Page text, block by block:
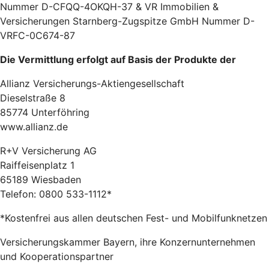
Nummer D-CFQQ-4OKQH-37 & VR Immobilien &
Versicherungen Starnberg-Zugspitze GmbH Nummer D-
VRFC-0C674-87
Die Vermittlung erfolgt auf Basis der Produkte der
Allianz Versicherungs-Aktiengesellschaft
Dieselstraße 8
85774 Unterföhring
www.allianz.de
R+V Versicherung AG
Raiffeisenplatz 1
65189 Wiesbaden
Telefon: 0800 533-1112*
*Kostenfrei aus allen deutschen Fest- und Mobilfunknetzen
Versicherungskammer Bayern, ihre Konzernunternehmen
und Kooperationspartner